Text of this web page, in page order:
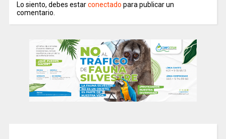
Lo siento, debes estarconectado para publicar un
comentario.